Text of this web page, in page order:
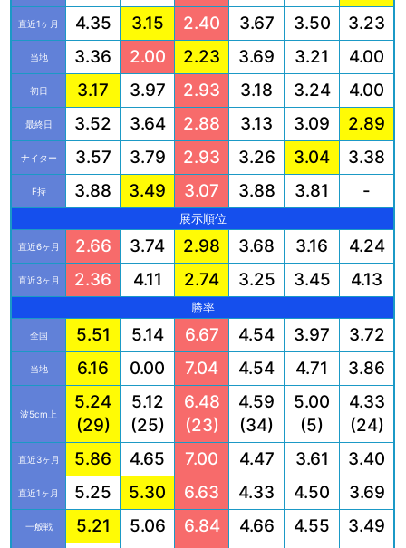
直近1ヶ月 4.35 3.15 2.40 3.67 3.50 3.23
当地 3.36 2.00 2.23 3.69 3.21 4.00
初日 3.17 3.97 2.93 3.18 3.24 4.00
最終日 3.52 3.64 2.88 3.13 3.09 2.89
ナイター 3.57 3.79 2.93 3.26 3.04 3.38
F持 3.88 3.49 3.07 3.88 3.81 -
展示順位
直近6ヶ月 2.66 3.74 2.98 3.68 3.16 4.24
直近3ヶ月 2.36 4.11 2.74 3.25 3.45 4.13
勝率
全国 5.51 5.14 6.67 4.54 3.97 3.72
当地 6.16 0.00 7.04 4.54 4.71 3.86
波5cm上
5.24
(29)
5.12
(25)
6.48
(23)
4.59
(34)
5.00
(5)
4.33
(24)
直近3ヶ月 5.86 4.65 7.00 4.47 3.61 3.40
直近1ヶ月 5.25 5.30 6.63 4.33 4.50 3.69
一般戦 5.21 5.06 6.84 4.66 4.55 3.49